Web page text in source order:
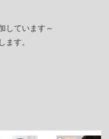
しています～
ます。